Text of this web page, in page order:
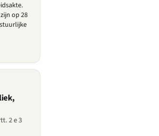
op 28
2 e 3